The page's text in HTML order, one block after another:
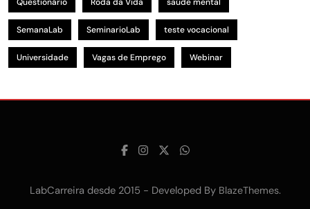
SemanaLab SeminarioLab teste vocacional
Universidade Vagas de Emprego Webinar
LabCarreira desde 2015 - Developed By BlazeThemes.